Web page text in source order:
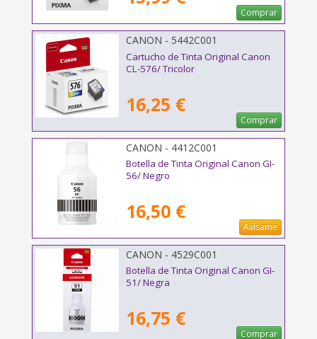
Comprar
CANON - 5442C001
Cartucho de Tinta Original Canon
CL-576/ Tricolor
16,25 €
Comprar
CANON - 4412C001
Botella de Tinta Original Canon GI-
56/ Negro
16,50 €
Avísame
CANON - 4529C001
Botella de Tinta Original Canon GI-
51/ Negra
16,75 €
Comprar